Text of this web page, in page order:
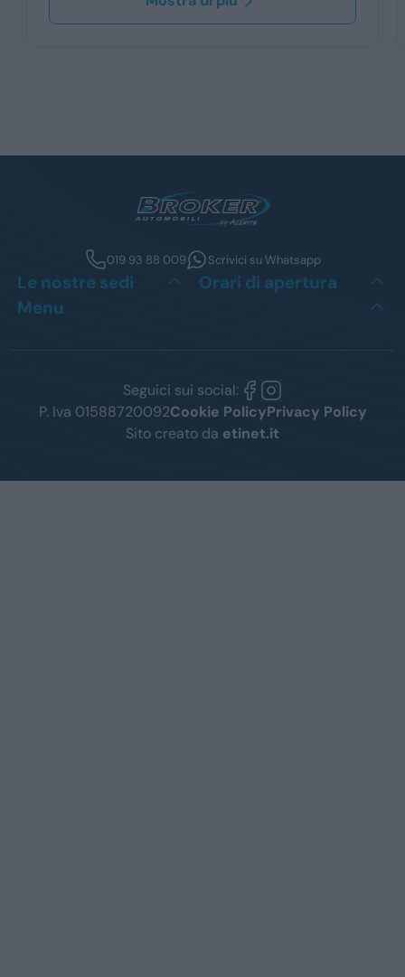
019 93 88 009 Scrivici su Whatsapp
Le nostre sedi
Orari di apertura
Menu
Seguici sui social:
P. Iva 01588720092Cookie PolicyPrivacy Policy
Sito creato da etinet.it